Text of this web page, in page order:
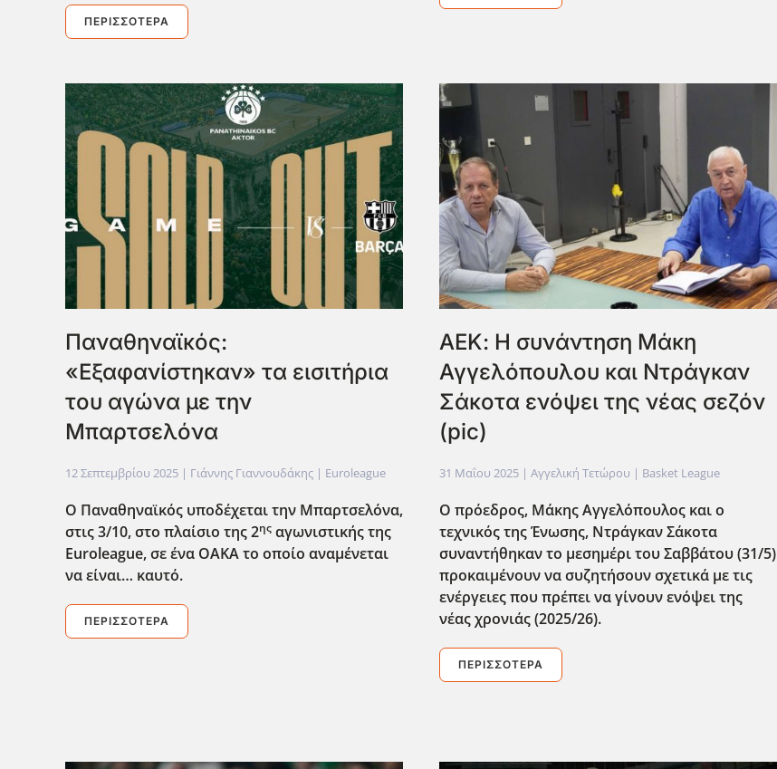
ΠΕΡΙΣΣΌΤΕΡΑ
Παναθηναϊκός:
«Εξαφανίστηκαν» τα εισιτήρια
του αγώνα με την
Μπαρτσελόνα
12 Σεπτεμβρίου 2025 | Γιάννης Γιαννουδάκης | Euroleague
Ο Παναθηναϊκός υποδέχεται την Μπαρτσελόνα,
στις 3/10, στο πλαίσιο της 2ης αγωνιστικής της
Euroleague, σε ένα ΟΑΚΑ το οποίο αναμένεται
να είναι… καυτό.
ΠΕΡΙΣΣΌΤΕΡΑ
ΑΕΚ: Η συνάντηση Μάκη
Αγγελόπουλου και Ντράγκαν
Σάκοτα ενόψει της νέας σεζόν
(pic)
31 Μαΐου 2025 | Αγγελική Τετώρου | Basket League
Ο πρόεδρος, Μάκης Αγγελόπουλος και ο
τεχνικός της Ένωσης, Ντράγκαν Σάκοτα
συναντήθηκαν το μεσημέρι του Σαββάτου (31/5)
προκαιμένουν να συζητήσουν σχετικά με τις
ενέργειες που πρέπει να γίνουν ενόψει της
νέας χρονιάς (2025/26).
ΠΕΡΙΣΣΌΤΕΡΑ